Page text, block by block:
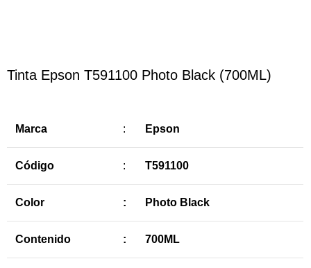
Tinta Epson T591100 Photo Black (700ML)
Marca : Epson
Código : T591100
Color : Photo Black
Contenido : 700ML